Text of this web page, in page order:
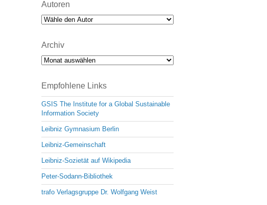
Autoren
Archiv
Archiv
Empfohlene Links
GSIS The Institute for a Global Sustainable
Information Society
Leibniz Gymnasium Berlin
Leibniz-Gemeinschaft
Leibniz-Sozietät auf Wikipedia
Peter-Sodann-Bibliothek
trafo Verlagsgruppe Dr. Wolfgang Weist